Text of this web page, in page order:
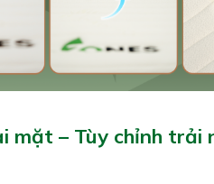
mặt – Tùy chỉnh trải